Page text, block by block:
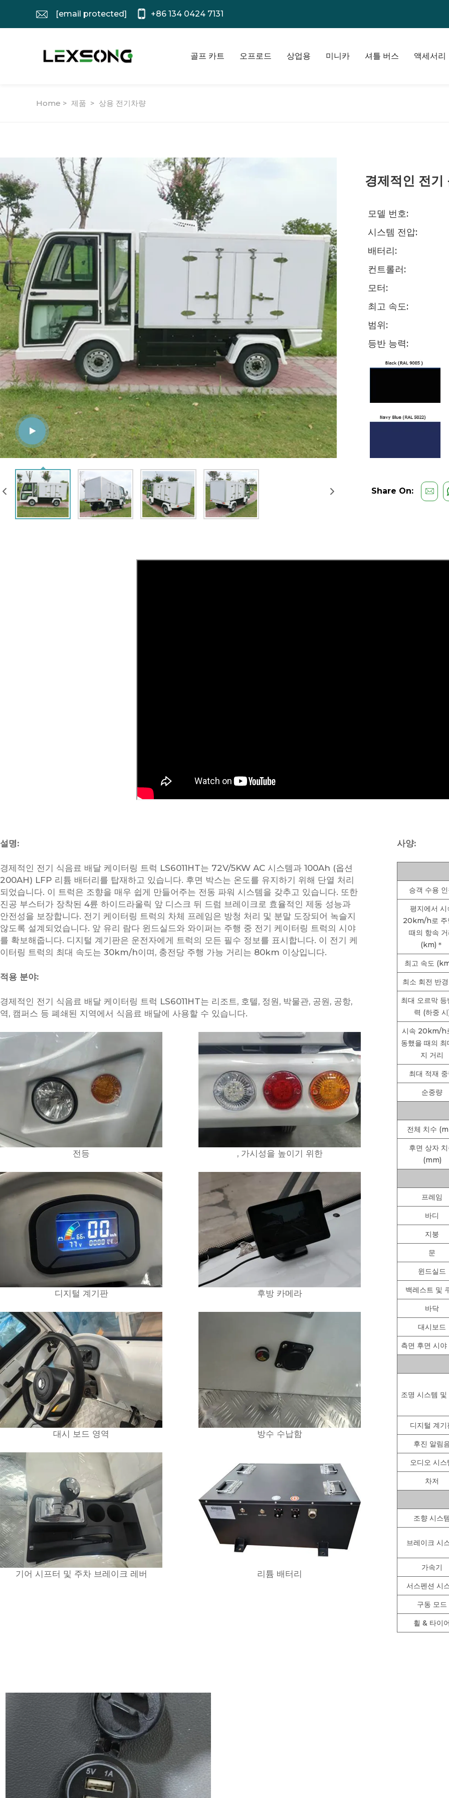
[email protected] +86 134 0424 7131
골프 카트 오프로드 상업용 미니카 셔틀 버스 액세서리
Home > 제품 > 상용 전기차량
경제적인 전기
모델 번호:
시스템 전압:
배터리:
컨트롤러:
모터:
최고 속도:
범위:
등반 능력:
Share On:
설명:
경제적인 전기 식음료 배달 케이터링 트럭 LS6011HT는 72V/5KW AC 시스템과 100Ah (옵션
200AH) LFP 리튬 배터리를 탑재하고 있습니다. 후면 박스는 온도를 유지하기 위해 단열 처리
되었습니다. 이 트럭은 조향을 매우 쉽게 만들어주는 전동 파워 시스템을 갖추고 있습니다. 또한
진공 부스터가 장착된 4륜 하이드라울릭 앞 디스크 뒤 드럼 브레이크로 효율적인 제동 성능과
안전성을 보장합니다. 전기 케이터링 트럭의 차체 프레임은 방청 처리 및 분말 도장되어 녹슬지
않도록 설계되었습니다. 앞 유리 람다 윈드실드와 와이퍼는 주행 중 전기 케이터링 트럭의 시야
를 확보해줍니다. 디지털 계기판은 운전자에게 트럭의 모든 필수 정보를 표시합니다. 이 전기 케
이터링 트럭의 최대 속도는 30km/h이며, 충전당 주행 가능 거리는 80km 이상입니다.
적용 분야:
경제적인 전기 식음료 배달 케이터링 트럭 LS6011HT는 리조트, 호텔, 정원, 박물관, 공원, 공항,
역, 캠퍼스 등 폐쇄된 지역에서 식음료 배달에 사용할 수 있습니다.
전등 , 가시성을 높이기 위한
디지털 계기판 후방 카메라
대시 보드 영역 방수 수납함
기어 시프터 및 주차 브레이크 레버 리튬 배터리
사양:
승객 수용 인
평지에서 시
20km/h로 주
때의 항속 거
(km)＊
최고 속도
최소 회전 반
최대 오르막 등
력 (하중
시속 20km/h
동했을 때의 최
지 거리
최대 적재
순중량
전체 치수
후면 상자
(mm)
프레임
바디
지붕
문
윈드실드
백레스트 및
바닥
대시보드
측면 후면 시야
조명 시스템 및
디지털 계기
후진 알림
오디오 시스
차저
조향 시스템
브레이크 시
가속기
서스펜션 시
구동 모드
휠 & 타이어